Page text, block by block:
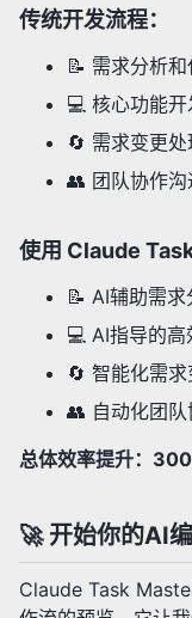
传统开发流程：
📝 需求分析和
💻 核心功能开
🔄 需求变更处
👥 团队协作沟
使用 Claude
📝 AI辅助需求
💻 AI指导的高
🔄 智能化需求
👥 自动化团队
总体效率提升：
🚀 开始你的AI
Claude Task